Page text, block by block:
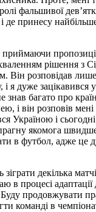
ролі фальшивої
де принесу
рішення з
Він розповідав
і я дуже зацікавився
знав багато про
і він розповів мені
Україною і
якомога
в футбол, адже це
декілька
в процесі
продовжувати
команді в